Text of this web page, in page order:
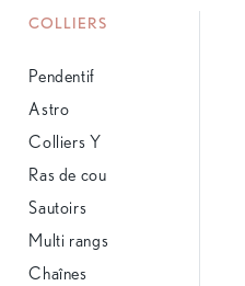
COLLIERS
Pendentif
Astro
Colliers Y
Ras de cou
Sautoirs
Multi rangs
Chaînes